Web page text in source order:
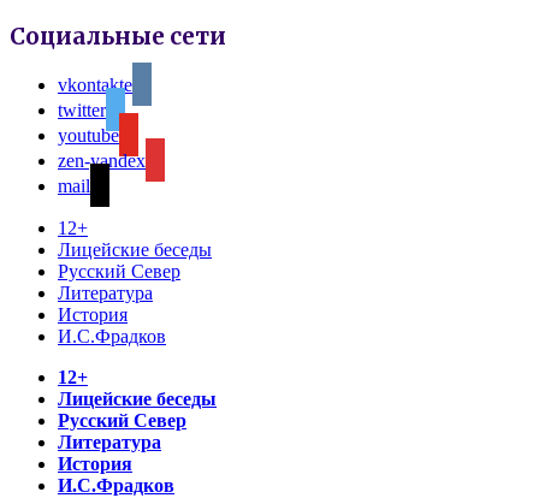
Социальные сети
vkontakte
twitter
youtube
zen-yandex
mail
12+
Лицейские беседы
Русский Север
Литература
История
И.С.Фрадков
12+
Лицейские беседы
Русский Север
Литература
История
И.С.Фрадков